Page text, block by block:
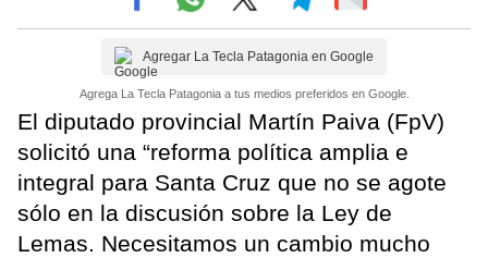
Agregar La Tecla Patagonia en Google
Agrega La Tecla Patagonia a tus medios preferidos en Google.
El diputado provincial Martín Paiva (FpV)
solicitó una “reforma política amplia e
integral para Santa Cruz que no se agote
sólo en la discusión sobre la Ley de
Lemas. Necesitamos un cambio mucho